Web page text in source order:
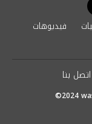
فيديوهات
اتصل بنا
©2024